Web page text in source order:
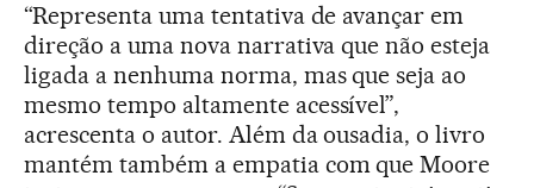
“Representa uma tentativa de avançar em
direção a uma nova narrativa que não esteja
ligada a nenhuma norma, mas que seja ao
mesmo tempo altamente acessível”,
acrescenta o autor. Além da ousadia, o livro
mantém também a empatia com que Moore